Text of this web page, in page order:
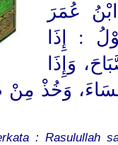
عُمَرَ
: إِذَا
وَإِذَا
وَخُذْ
: Rasulullah